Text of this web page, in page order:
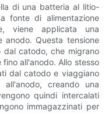
di una batteria al litio-
fonte di alimentazione
viene applicata una
Questa tensione
dal catodo, che migrano
all'anodo. Allo stesso
dal catodo e viaggiano
creando una
quindi intercalati
immagazzinati per